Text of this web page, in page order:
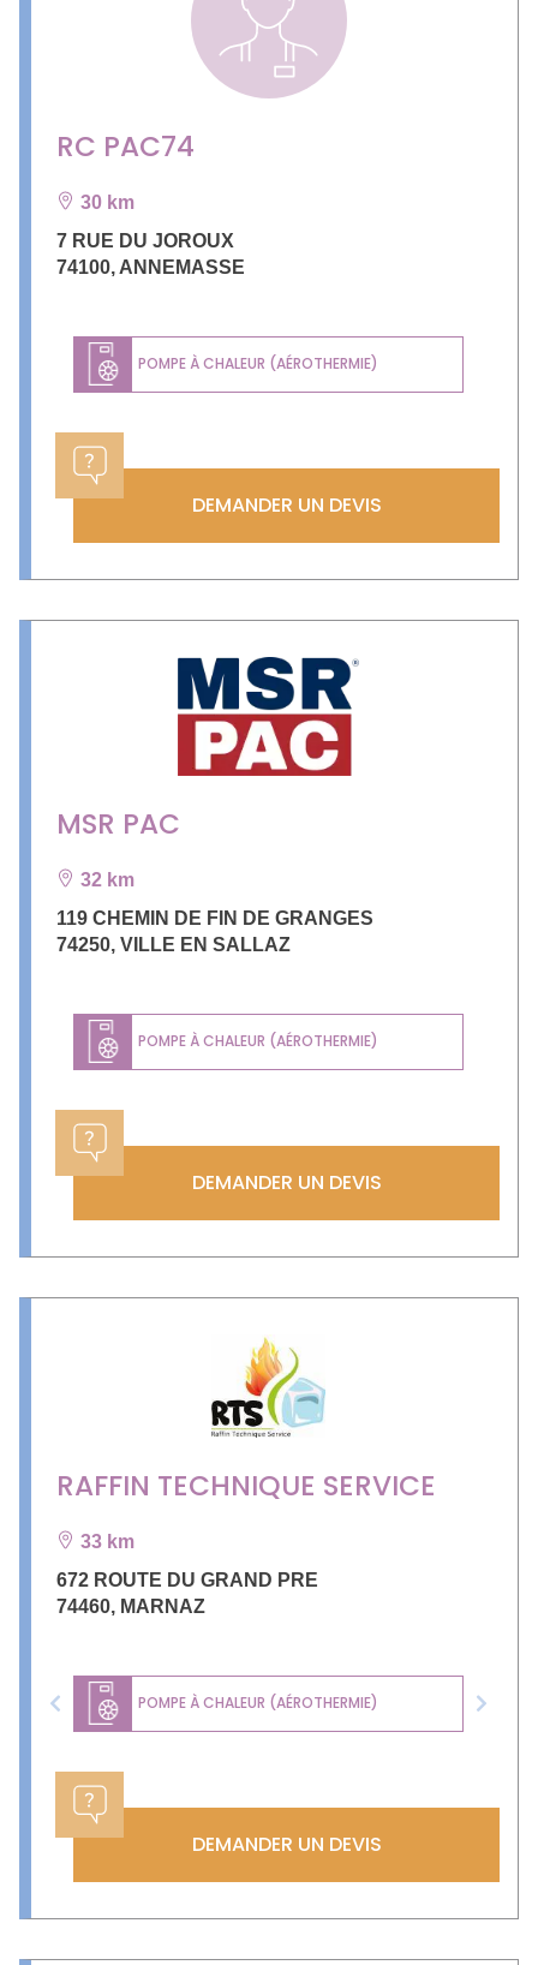
RC PAC74
30 km
7 RUE DU JOROUX
74100, ANNEMASSE
POMPE À CHALEUR (AÉROTHERMIE)
DEMANDER UN DEVIS
MSR PAC
32 km
119 CHEMIN DE FIN DE GRANGES
74250, VILLE EN SALLAZ
POMPE À CHALEUR (AÉROTHERMIE)
DEMANDER UN DEVIS
RAFFIN TECHNIQUE SERVICE
33 km
672 ROUTE DU GRAND PRE
74460, MARNAZ
POMPE À CHALEUR (AÉROTHERMIE)
Previous Next
DEMANDER UN DEVIS